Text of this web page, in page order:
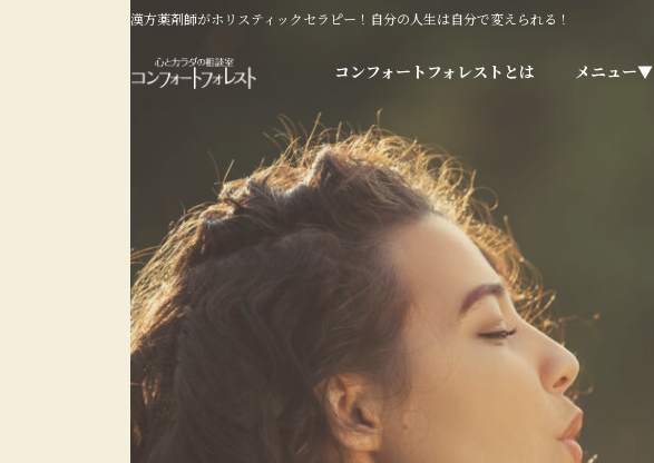
漢方薬剤師がホリスティックセラピー！自分の人生は自分で変えられる！
コンフォートフォレストとは メニュー▼